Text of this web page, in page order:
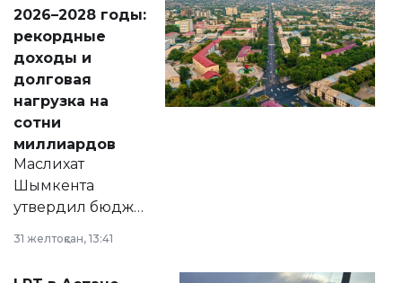
2026–2028 годы:
рекордные
доходы и
долговая
нагрузка на
сотни
миллиардов
Маслихат
Шымкента
утвердил бюджет
2028 годы.
31 желтоқсан, 13:41